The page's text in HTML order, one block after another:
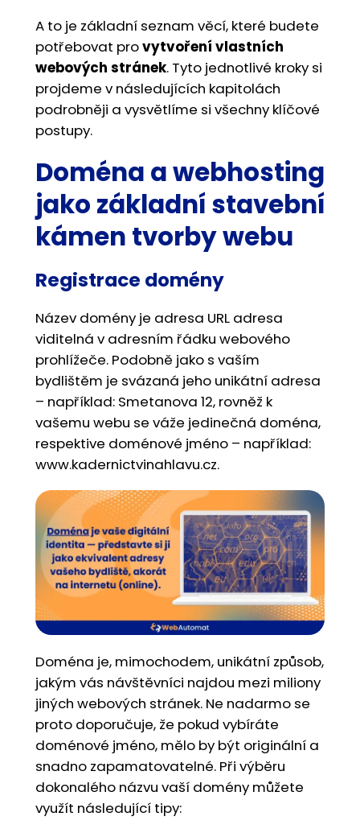
A to je základní seznam věcí, které budete
potřebovat provytvoření vlastních
webových stránek. Tyto jednotlivé kroky si
projdeme v následujících kapitolách
podrobněji a vysvětlíme si všechny klíčové
postupy.
Doména a webhosting
jako základní stavební
kámen tvorby webu
Registrace domény
Název domény je adresa URL adresa
viditelná v adresním řádku webového
prohlížeče. Podobně jako s vaším
bydlištěm je svázaná jeho unikátní adresa
– například: Smetanova 12, rovněž k
vašemu webu se váže jedinečná doména,
respektive doménové jméno – například:
www.kadernictvinahlavu.cz.
Doména je, mimochodem, unikátní způsob,
jakým vás návštěvníci najdou mezi miliony
jiných webových stránek. Ne nadarmo se
proto doporučuje, že pokud vybíráte
doménové jméno, mělo by být originální a
snadno zapamatovatelné. Při výběru
dokonalého názvu vaší domény můžete
využít následující tipy: